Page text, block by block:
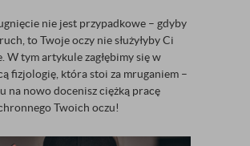
nie jest przypadkowe – gdyby
to Twoje oczy nie służyłyby Ci
W tym artykule zagłębimy się w
fizjologię, która stoi za mruganiem –
na nowo docenisz ciężką pracę
Twoich oczu!